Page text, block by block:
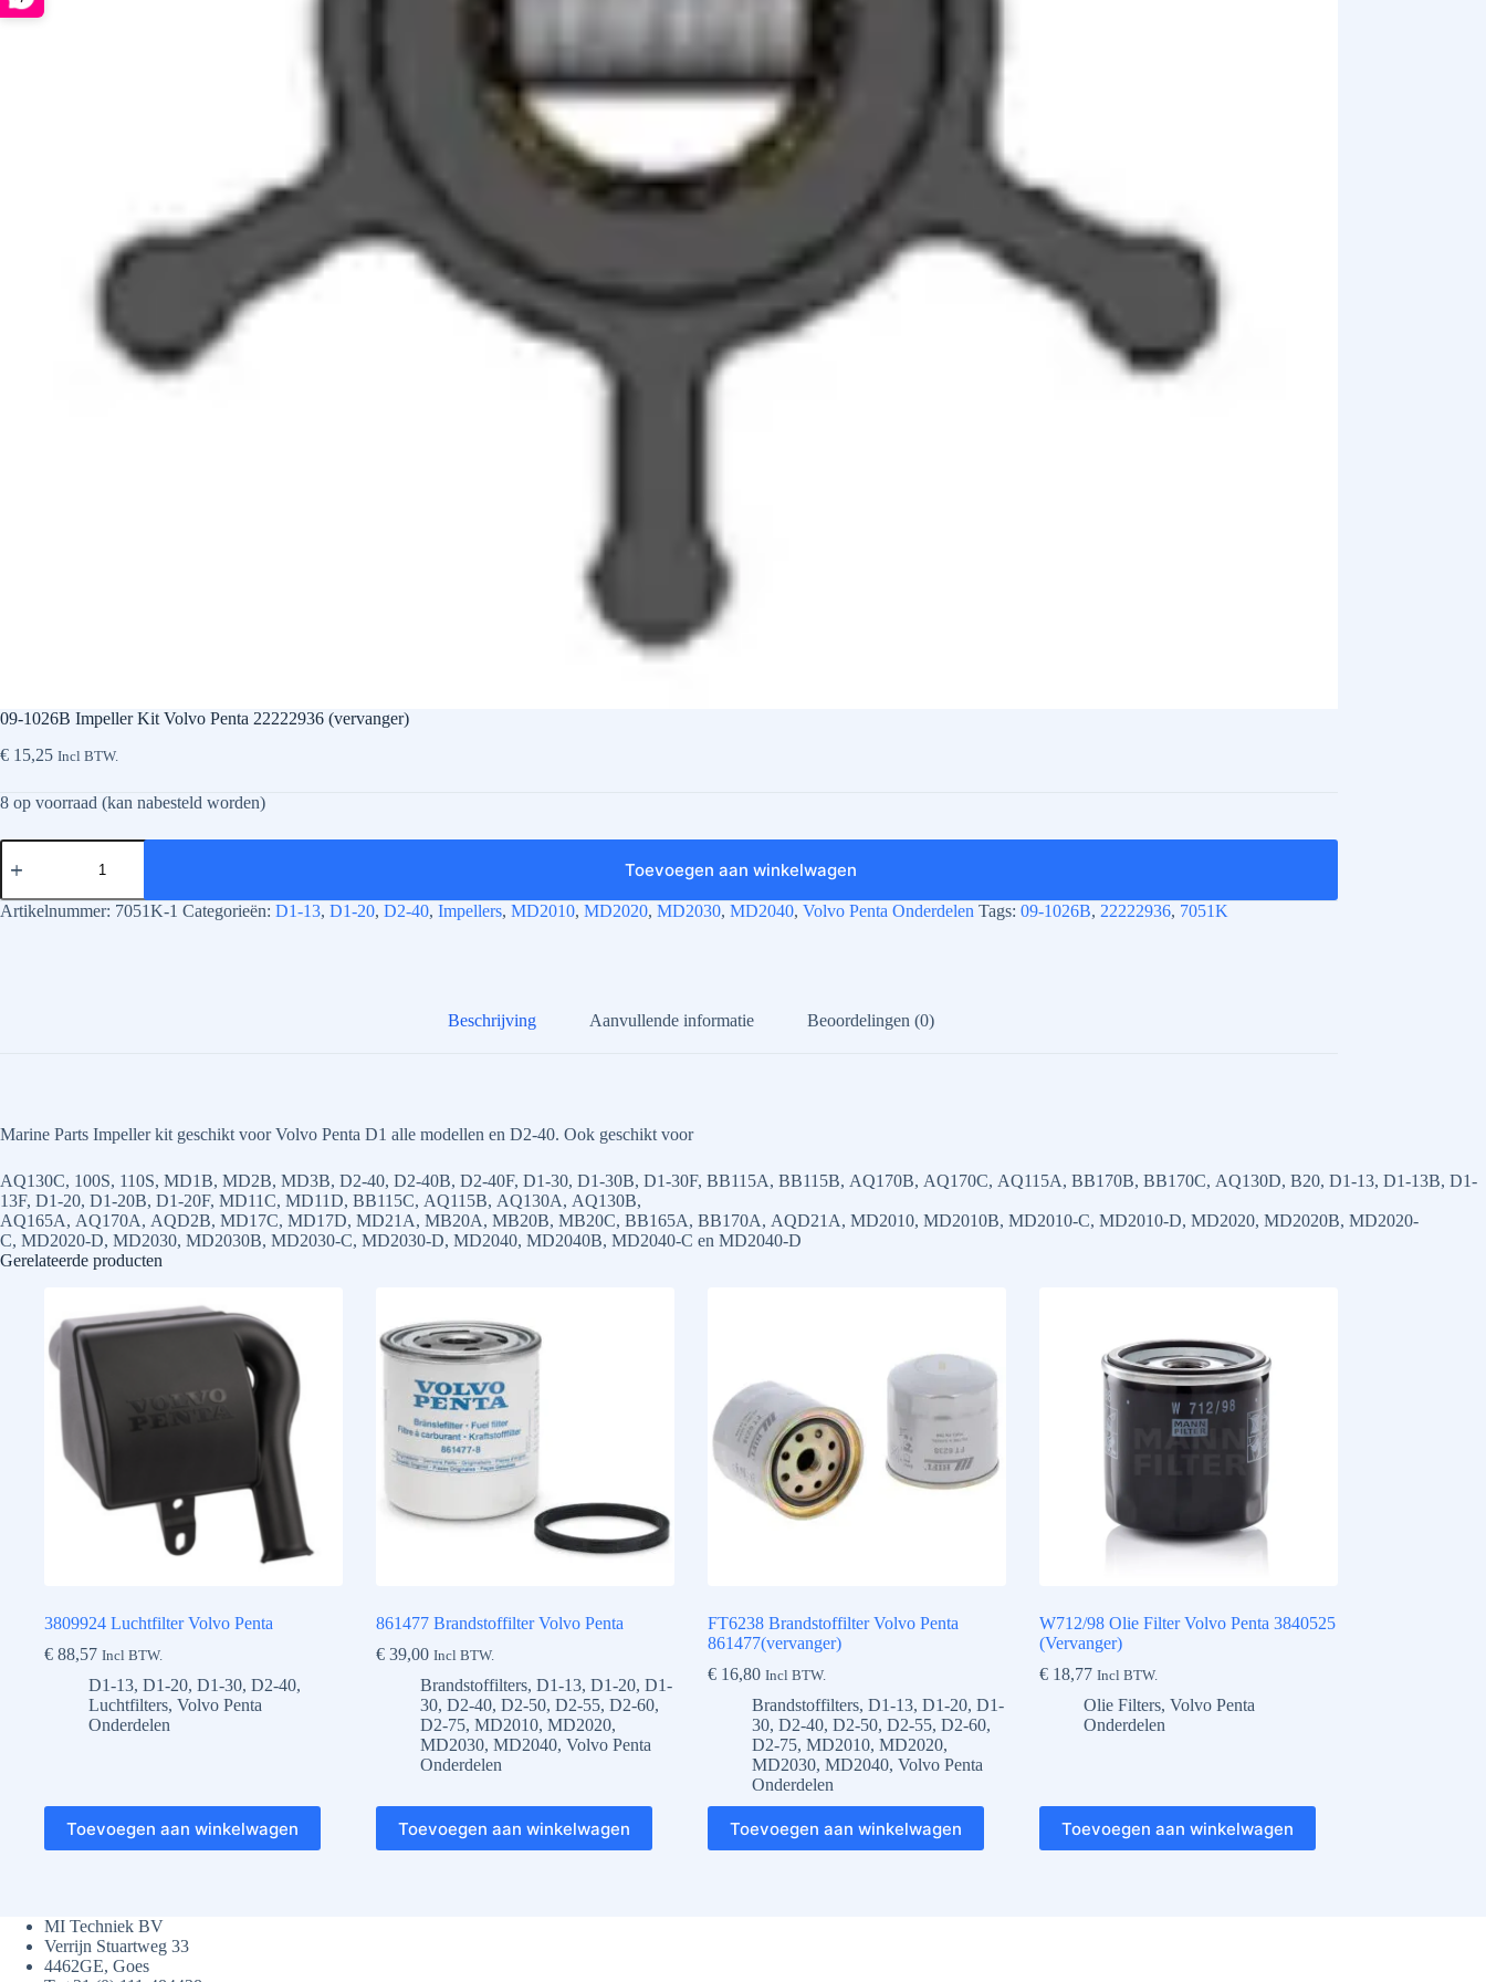
09-1026B Impeller Kit Volvo Penta 22222936 (vervanger)
€ 15,25 Incl BTW.
8 op voorraad (kan nabesteld worden)
09-
1026B
Kit
Volvo
Toevoegen aan winkelwagen
Artikelnummer: 7051K-1 Categorieën: D1-13, D1-20, D2-40, Impellers, MD2010, MD2020, MD2030, MD2040, Volvo Penta Onderdelen Tags: 09-1026B, 22222936, 7051K
Beschrijving Aanvullende informatie Beoordelingen (0)
Marine Parts Impeller kit geschikt voor Volvo Penta D1 alle modellen en D2-40. Ook geschikt voor
AQ130C, 100S, 110S, MD1B, MD2B, MD3B, D2-40, D2-40B, D2-40F, D1-30, D1-30B, D1-30F, BB115A, BB115B, AQ170B, AQ170C, AQ115A, BB170B, BB170C, AQ130D, B20, D1-13, D1-13B, D1-
13F, D1-20, D1-20B, D1-20F, MD11C, MD11D, BB115C, AQ115B, AQ130A, AQ130B,
AQ165A, AQ170A, AQD2B, MD17C, MD17D, MD21A, MB20A, MB20B, MB20C, BB165A, BB170A, AQD21A, MD2010, MD2010B, MD2010-C, MD2010-D, MD2020, MD2020B, MD2020-
C, MD2020-D, MD2030, MD2030B, MD2030-C, MD2030-D, MD2040, MD2040B, MD2040-C en MD2040-D
Gerelateerde producten
3809924 Luchtfilter Volvo Penta
€ 88,57 Incl BTW.
D1-13, D1-20, D1-30, D2-40,
Luchtfilters, Volvo Penta
Onderdelen
Toevoegen aan winkelwagen
861477 Brandstoffilter Volvo Penta
€39,00 Incl BTW.
Brandstoffilters, D1-13, D1-20, D1-
30, D2-40, D2-50, D2-55, D2-60,
D2-75, MD2010, MD2020,
MD2030, MD2040, Volvo Penta
Onderdelen
Toevoegen aan winkelwagen
FT6238 Brandstoffilter Volvo Penta
861477(vervanger)
€16,80 Incl BTW.
Brandstoffilters, D1-13, D1-20, D1-
30, D2-40, D2-50, D2-55, D2-60,
D2-75, MD2010, MD2020,
MD2030, MD2040, Volvo Penta
Onderdelen
Toevoegen aan winkelwagen
W712/98 Olie Filter Volvo Penta 3840525
(Vervanger)
€18,77 Incl BTW.
Olie Filters, Volvo Penta
Onderdelen
Toevoegen aan winkelwagen
MI Techniek BV
Verrijn Stuartweg 33
4462GE, Goes